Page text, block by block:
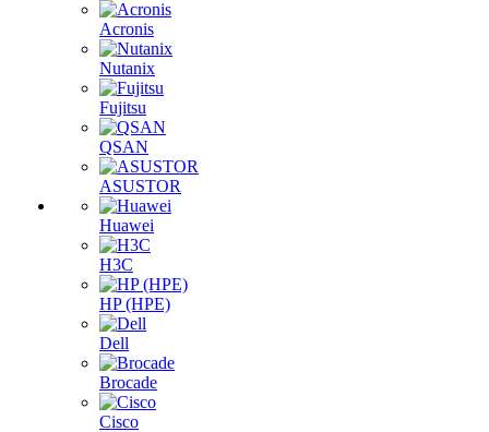
Acronis
Nutanix
Fujitsu
QSAN
ASUSTOR
Huawei
H3C
HP (HPE)
Dell
Brocade
Cisco